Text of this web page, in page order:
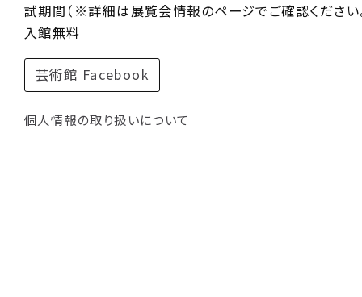
試期間（※詳細は展覧会情報のページでご確認ください
入館無料
芸術館 Facebook
個人情報の取り扱いについて